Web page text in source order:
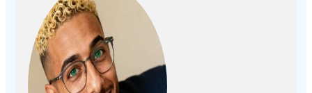
prolongeant ainsi la
durée de vie du filtre
principal. Purification
de l’air adaptée aux
animaux : Conçu pour